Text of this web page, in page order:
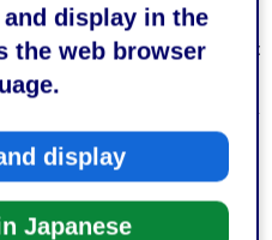
display in the
the web browser
display
Japanese
から午後5時15分まで
及び年末年始（12月29日か
等不要）